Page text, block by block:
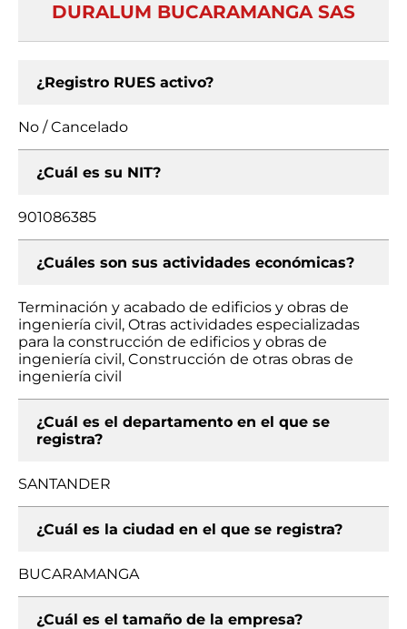
DURALUM BUCARAMANGA SAS
¿Registro RUES activo?
No / Cancelado
¿Cuál es su NIT?
901086385
¿Cuáles son sus actividades económicas?
Terminación y acabado de edificios y obras de
ingeniería civil, Otras actividades especializadas
para la construcción de edificios y obras de
ingeniería civil, Construcción de otras obras de
ingeniería civil
¿Cuál es el departamento en el que se
registra?
SANTANDER
¿Cuál es la ciudad en el que se registra?
BUCARAMANGA
¿Cuál es el tamaño de la empresa?